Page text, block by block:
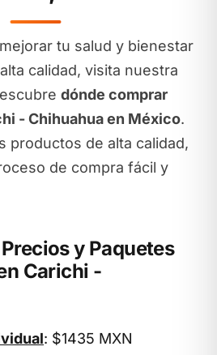
tu salud y bienestar
calidad, visita nuestra
dónde comprar
- Chihuahua en México.
productos de alta calidad,
de compra fácil y
y Paquetes
Carichi -
: $1435 MXN